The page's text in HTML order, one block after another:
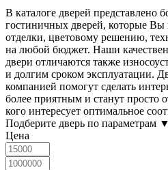
В каталоге дверей представлено
гостиничных дверей, которые Вы
отделки, цветовому решению,
на любой бюджет. Наши
двери отличаются также
и долгим сроком эксплуатации.
компанией помогут сделать
более приятным и станут просто
кого интересует оптимальное
Подберите дверь по параметрам ▼
Цена